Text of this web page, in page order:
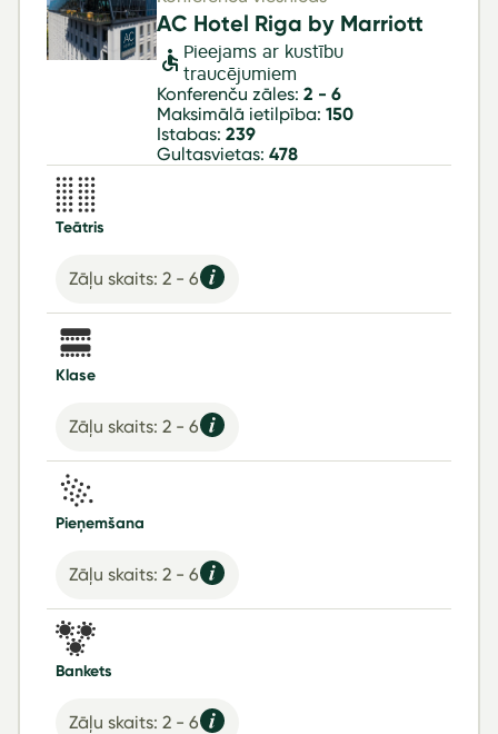
AC Hotel Riga by Marriott
Pieejams ar kustību
traucējumiem
Konferenču zāles: 2 - 6
Maksimālā ietilpība: 150
Istabas: 239
Gultasvietas: 478
Teātris
Zāļu skaits: 2 - 6
Klase
Zāļu skaits: 2 - 6
Pieņemšana
Zāļu skaits: 2 - 6
Bankets
Zāļu skaits: 2 - 6